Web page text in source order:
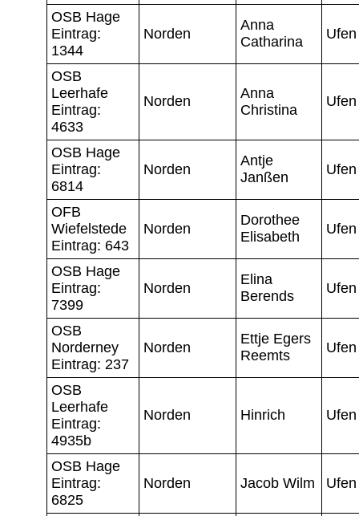
OSB Hage
Eintrag:
1344
Norden
Anna
Catharina
Ufen
OSB
Leerhafe
Eintrag:
4633
Norden
Anna
Christina
Ufen
OSB Hage
Eintrag:
6814
Norden
Antje
Janßen
Ufen
OFB
Wiefelstede
Eintrag: 643
Norden
Dorothee
Elisabeth
Ufen
OSB Hage
Eintrag:
7399
Norden
Elina
Berends
Ufen
OSB
Norderney
Eintrag: 237
Norden
Ettje Egers
Reemts
Ufen
OSB
Leerhafe
Eintrag:
4935b
Norden Hinrich Ufen
OSB Hage
Eintrag:
6825
Norden Jacob Wilm Ufen